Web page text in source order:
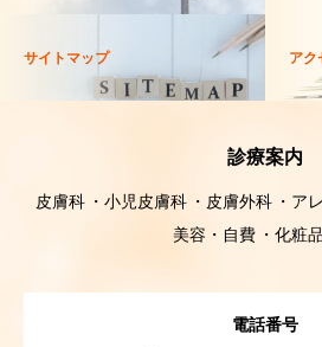
サイトマップ アク
診療案内
皮膚科 小児皮膚科 皮膚外科 ア
美容・自費
化粧
電話番号